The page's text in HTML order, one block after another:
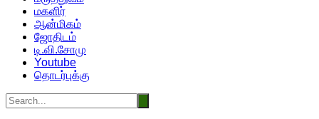
மகளிர்
ஆன்மிகம்
ஜோதிடம்
டி.வி.சோமு
Youtube
தொடர்புக்கு